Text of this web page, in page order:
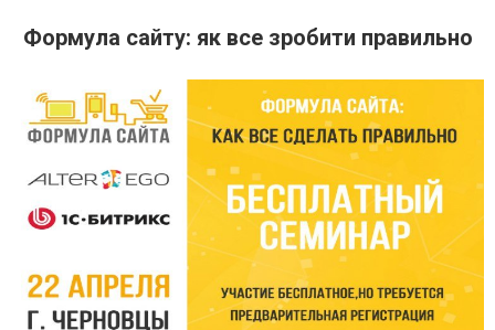
Формула сайту: як все зробити правильно